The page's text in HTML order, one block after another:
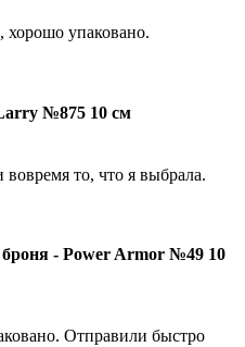
хорошо упаковано.
№875 10 см
то, что я выбрала.
- Power Armor №49 10
Отправили быстро